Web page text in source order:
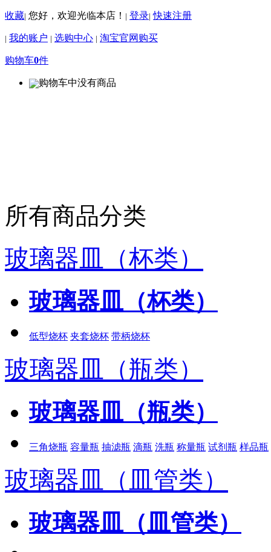
收藏| 您好，欢迎光临本店！ | 登录| 快速注册
| 我的账户 | 选购中心 | 淘宝官网购买
购物车0件
购物车中没有商品
所有商品分类
玻璃器皿（杯类）
玻璃器皿（杯类）
低型烧杯 夹套烧杯 带柄烧杯
玻璃器皿（瓶类）
玻璃器皿（瓶类）
三角烧瓶 容量瓶 抽滤瓶 滴瓶 洗瓶 称量瓶 试剂瓶 样品瓶
玻璃器皿（皿管类）
玻璃器皿（皿管类）